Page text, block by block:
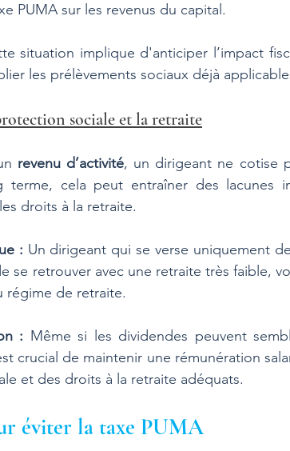
PUMA sur les revenus du capital.
situation implique d'anticiper l’impact
les prélèvements sociaux déjà
sociale et la retraite
revenu d’activité, un dirigeant ne cotise
cela peut entraîner des lacunes
droits à la retraite.
: Un dirigeant qui se verse uniquement
se retrouver avec une retraite très faible,
régime de retraite.
: Même si les dividendes peuvent
crucial de maintenir une rémunération
et des droits à la retraite adéquats.
éviter la taxe PUMA